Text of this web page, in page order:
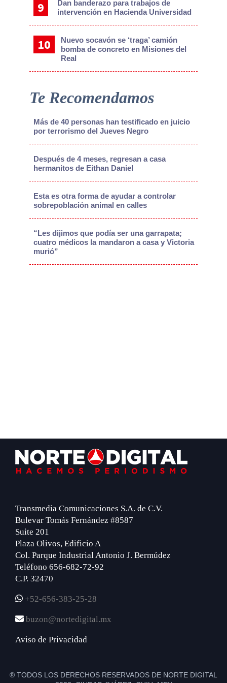
Dan banderazo para trabajos de
intervención en Hacienda Universidad
Nuevo socavón se ‘traga’ camión
bomba de concreto en Misiones del
Real
Te Recomendamos
Más de 40 personas han testificado en juicio
por terrorismo del Jueves Negro
Después de 4 meses, regresan a casa
hermanitos de Eithan Daniel
Esta es otra forma de ayudar a controlar
sobrepoblación animal en calles
“Les dijimos que podía ser una garrapata;
cuatro médicos la mandaron a casa y Victoria
murió”
Footer
Transmedia Comunicaciones S.A. de C.V.
Bulevar Tomás Fernández #8587
Suite 201
Plaza Olivos, Edificio A
Col. Parque Industrial Antonio J. Bermúdez
Teléfono 656-682-72-92
C.P. 32470
+52-656-383-25-28
buzon@nortedigital.mx
Aviso de Privacidad
® TODOS LOS DERECHOS RESERVADOS DE NORTE DIGITAL